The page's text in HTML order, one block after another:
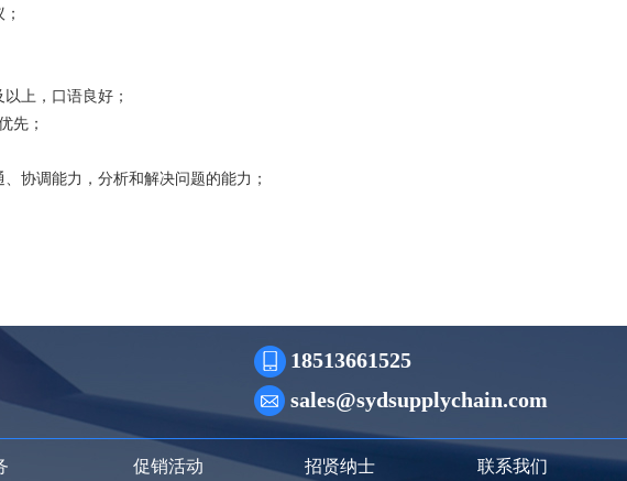
上，口语良好；
先；
协调能力，分析和解决问题的能力；
18513661525
sales@sydsupplychain.com
促销活动 招贤纳士 联系我们